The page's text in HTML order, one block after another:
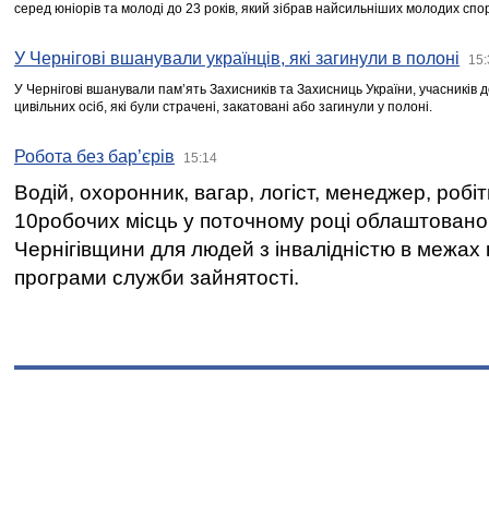
серед юніорів та молоді до 23 років, який зібрав найсильніших молодих
У Чернігові вшанували українців, які загинули в полоні
У Чернігові вшанували пам’ять Захисників та Захисниць України,
цивільних осіб, які були страчені, закатовані або загинули у полоні.
Робота без бар’єрів 15:14
Водій, охоронник, вагар, логіст, менеджер,
10робочих місць у поточному році
Чернігівщини для людей з інвалідністю в межах
програми служби зайнятості.